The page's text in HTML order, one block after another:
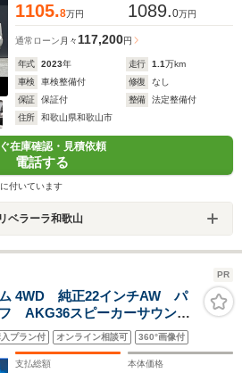
1105.8万円 1089.0万円
通常ローン 月々117,200円
年式 2023年 走行 1.1万km
車検
車検整備付 修復
なし
保証
保証付 整備
法定整備付
住所
和歌山県和歌山市
在庫確認・見積依頼
電話する
付いています
ベラーラ和歌山
PR
4WD 純正22インチAW パ
AKG36スピーカーサウンド
インメント ヘッドフォン
インナーミラー ドラレコ
入プラン付 オンライン相談可 360°画像付
支払総額 本体価格